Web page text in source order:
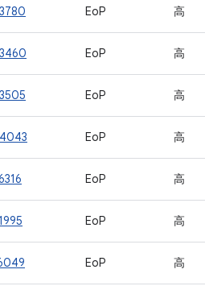
EoP 高
EoP 高
EoP 高
EoP 高
EoP 高
EoP 高
EoP 高